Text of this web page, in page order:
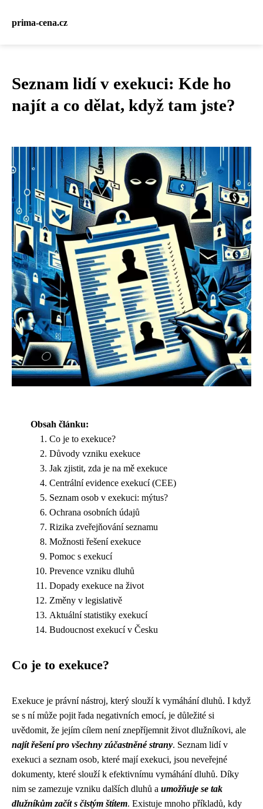
prima-cena.cz
Seznam lidí v exekuci: Kde ho
najít a co dělat, když tam jste?
Obsah článku:
Co je to exekuce?
Důvody vzniku exekuce
Jak zjistit, zda je na mě exekuce
Centrální evidence exekucí (CEE)
Seznam osob v exekuci: mýtus?
Ochrana osobních údajů
Rizika zveřejňování seznamu
Možnosti řešení exekuce
Pomoc s exekucí
Prevence vzniku dluhů
Dopady exekuce na život
Změny v legislativě
Aktuální statistiky exekucí
Budoucnost exekucí v Česku
Co je to exekuce?
Exekuce je právní nástroj, který slouží k vymáhání dluhů. I když
se s ní může pojit řada negativních emocí, je důležité si
uvědomit, že jejím cílem není znepříjemnit život dlužníkovi, ale
najít řešení pro všechny zúčastněné strany. Seznam lidí v
exekuci a seznam osob, které mají exekuci, jsou neveřejné
dokumenty, které slouží k efektivnímu vymáhání dluhů. Díky
nim se zamezuje vzniku dalších dluhů a umožňuje se tak
dlužníkům začít s čistým štítem. Existuje mnoho příkladů, kdy